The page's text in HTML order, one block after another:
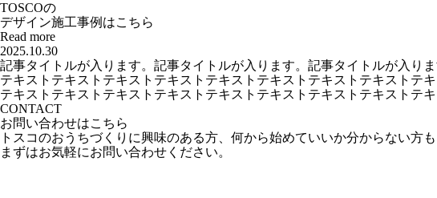
TOSCOの
デザイン施工事例はこちら
Read more
2025.10.30
記事タイトルが入ります。記事タイトルが入ります。記事タイトルが入りま
テキストテキストテキストテキストテキストテキストテキストテキストテ
テキストテキストテキストテキストテキストテキストテキストテキストテ
CONTACT
お問い合わせはこちら
トスコのおうちづくりに興味のある方、何から始めていいか分からない方も
まずはお気軽にお問い合わせください。